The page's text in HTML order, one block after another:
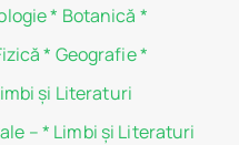
* Botanică *
* Geografie*
și Literaturi
–* Limbi și Literaturi